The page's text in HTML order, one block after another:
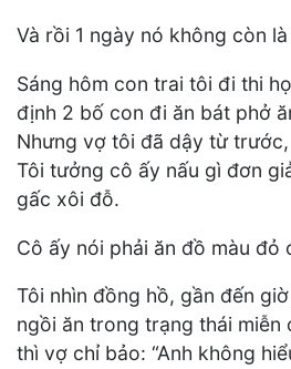
Và rồi 1 ngày nó không còn là
Sáng hôm con trai tôi đi thi
định 2 bố con đi ăn bát phở
Nhưng vợ tôi đã dậy từ
Tôi tưởng cô ấy nấu gì đơn
gấc xôi đỗ.
Cô ấy nói phải ăn đồ màu đỏ
Tôi nhìn đồng hồ, gần đến
ngồi ăn trong trạng thái miễn
thì vợ chỉ bảo: “Anh không